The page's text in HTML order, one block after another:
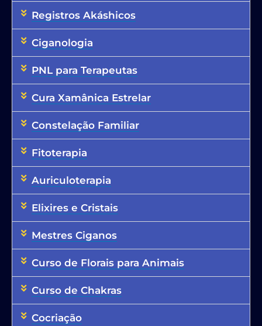
Registros Akáshicos
Ciganologia
PNL para Terapeutas
Cura Xamânica Estrelar
Constelação Familiar
Fitoterapia
Auriculoterapia
Elixires e Cristais
Mestres Ciganos
Curso de Florais para Animais
Curso de Chakras
Cocriação